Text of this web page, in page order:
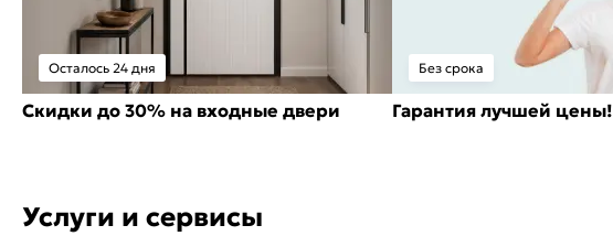
Осталось 24 дня
Скидки до 30% на входные двери
Без срока
Гарантия лучшей цены!
Услуги и сервисы